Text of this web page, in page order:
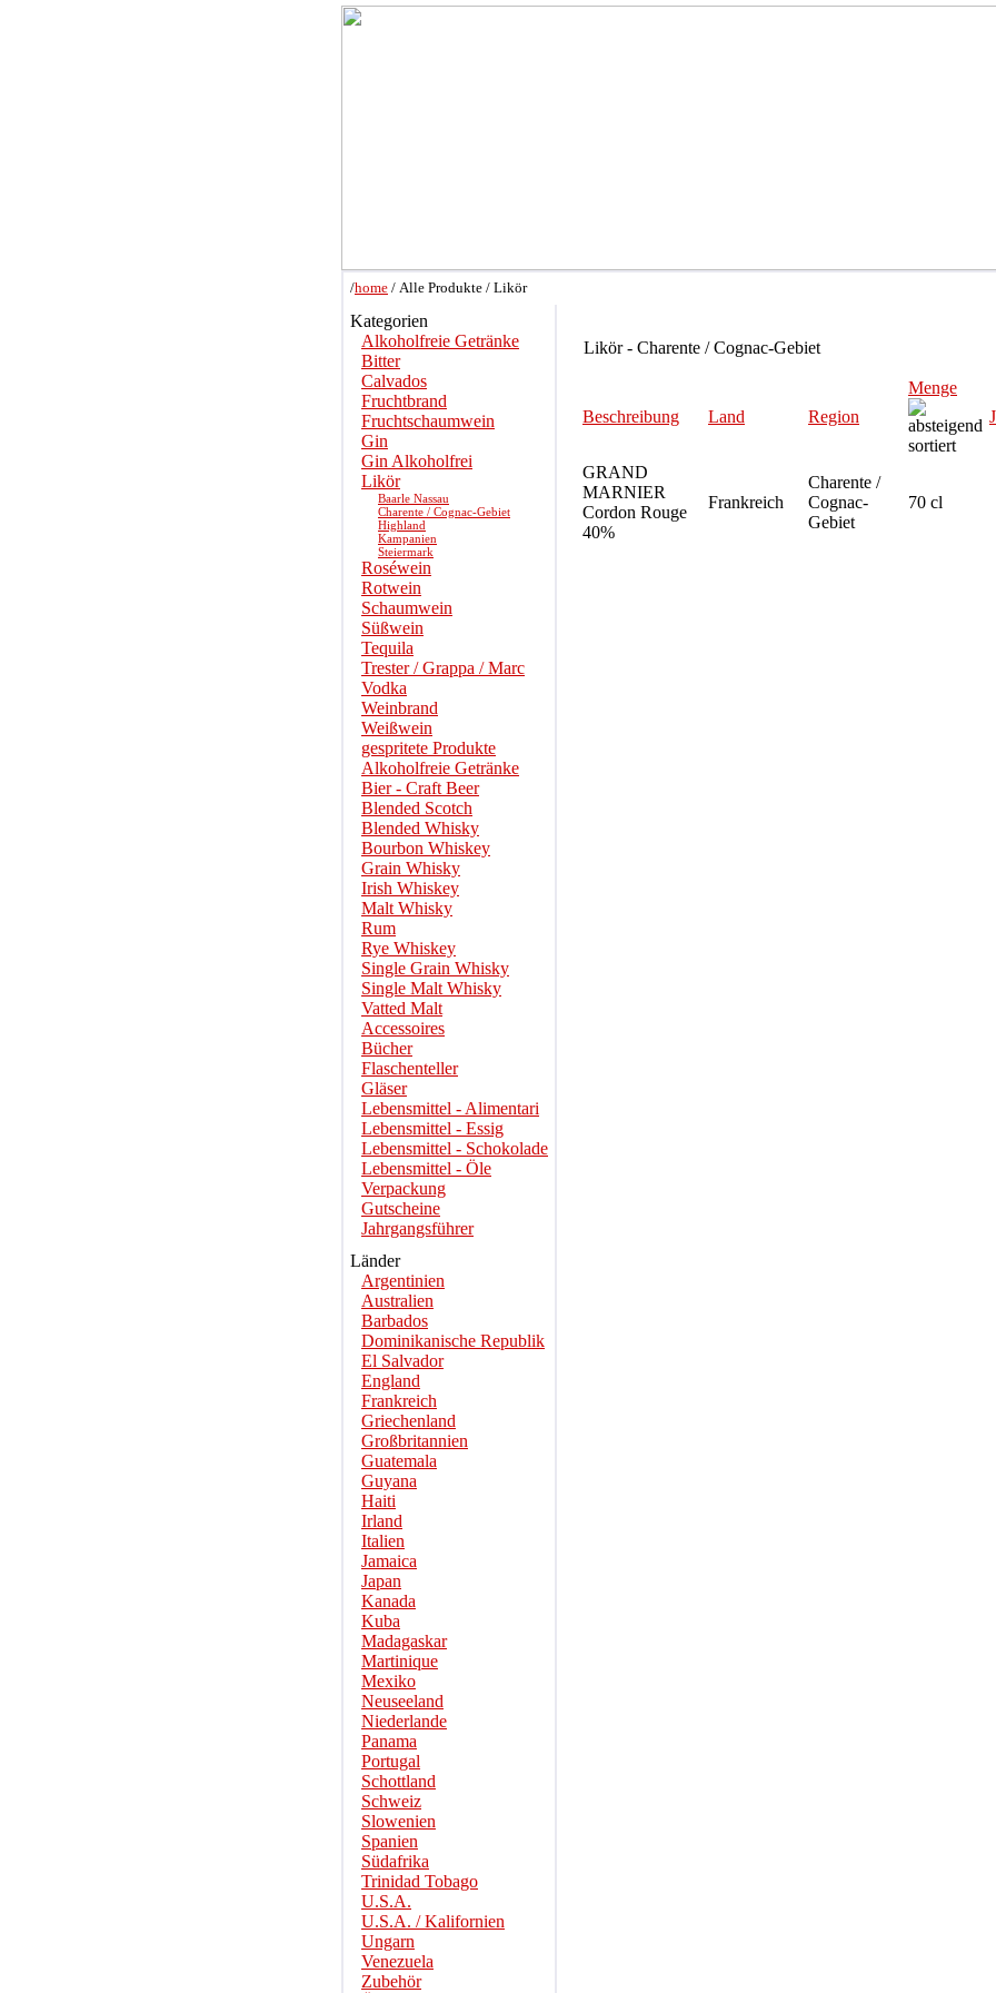
/home / Alle Produkte / Likör
Kategorien
Alkoholfreie Getränke
Bitter
Calvados
Fruchtbrand
Fruchtschaumwein
Gin
Gin Alkoholfrei
Likör
Baarle Nassau
Charente / Cognac-Gebiet
Highland
Kampanien
Steiermark
Roséwein
Rotwein
Schaumwein
Süßwein
Tequila
Trester / Grappa / Marc
Vodka
Weinbrand
Weißwein
gespritete Produkte
Alkoholfreie Getränke
Bier - Craft Beer
Blended Scotch
Blended Whisky
Bourbon Whiskey
Grain Whisky
Irish Whiskey
Malt Whisky
Rum
Rye Whiskey
Single Grain Whisky
Single Malt Whisky
Vatted Malt
Accessoires
Bücher
Flaschenteller
Gläser
Lebensmittel - Alimentari
Lebensmittel - Essig
Lebensmittel - Schokolade
Lebensmittel - Öle
Verpackung
Gutscheine
Jahrgangsführer
Länder
Argentinien
Australien
Barbados
Dominikanische Republik
El Salvador
England
Frankreich
Griechenland
Großbritannien
Guatemala
Guyana
Haiti
Irland
Italien
Jamaica
Japan
Kanada
Kuba
Madagaskar
Martinique
Mexiko
Neuseeland
Niederlande
Panama
Portugal
Schottland
Schweiz
Slowenien
Spanien
Südafrika
Trinidad Tobago
U.S.A.
U.S.A. / Kalifornien
Ungarn
Venezuela
Zubehör
Likör - Charente / Cognac-Gebiet
Beschreibung Land Region
Menge
GRAND
MARNIER
Cordon Rouge
40%
Frankreich
Charente /
Cognac-
Gebiet
70 cl